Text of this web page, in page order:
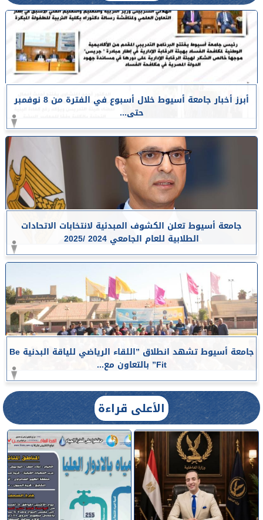
أبرز أخبار جامعة أسيوط خلال أسبوع في الفترة من 8 نوفمبر
حتى...
جامعة أسيوط تعلن الكشوف المبدئية لانتخابات الاتحادات
الطلابية للعام الجامعي 2024 /2025
جامعة أسيوط تشهد انطلاق ”اللقاء الرياضي للياقة البدنية Be
Fit” بالتعاون مع...
الأعلى قراءة